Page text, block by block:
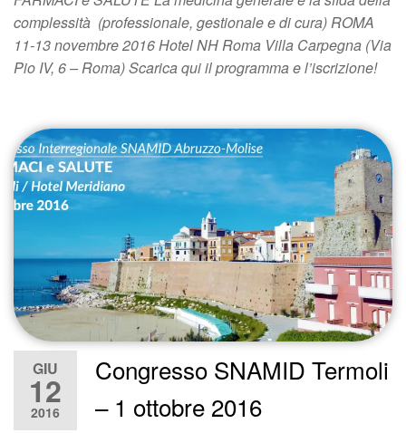
complessità (professionale, gestionale e di cura) ROMA
11-13 novembre 2016 Hotel NH Roma Villa Carpegna (Via
Pio IV, 6 – Roma) Scarica qui il programma e l’iscrizione!
GIU
12
2016
Congresso SNAMID Termoli
– 1 ottobre 2016